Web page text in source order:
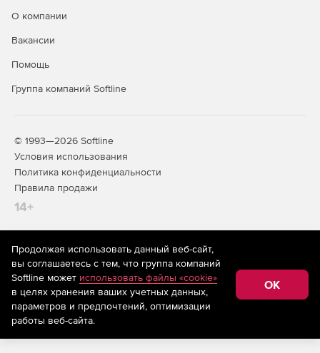
О компании
Вакансии
Помощь
Группа компаний Softline
© 1993—2026 Softline
Условия использования
Политика конфиденциальности
Правила продажи
14+
На информационном ресурсе store.softline.ru применяются
рекомендательные технологии(информационные технологии
предоставления информации на основе сбора,
систематизации и анализа сведений, относящихся к
предпочтениям пользователей сети «Интернет»,
находящихся на территории Российской Федерации)
Продолжая использовать данный веб-сайт,
вы соглашаетесь с тем, что группа компаний
Softline может использовать файлы «cookie»
в целях хранения ваших учетных данных,
параметров и предпочтений, оптимизации
работы веб-сайта.
OK